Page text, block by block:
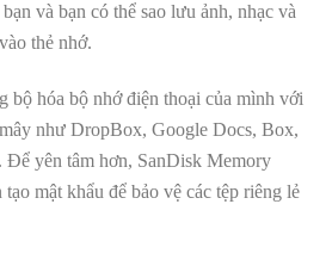
và bạn có thể sao lưu ảnh, nhạc và
thẻ nhớ.
bộ hóa bộ nhớ điện thoại của mình với
như DropBox, Google Docs, Box,
Để yên tâm hơn, SanDisk Memory
mật khẩu để bảo vệ các tệp riêng lẻ